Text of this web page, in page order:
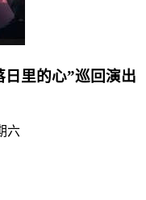
日里的心”巡回演出
六